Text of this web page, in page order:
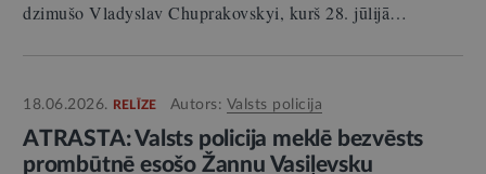
dzimušo Vladyslav Chuprakovskyi, kurš 28. jūlijā…
18.06.2026. RELĪZE Autors: Valsts policija
ATRASTA: Valsts policija meklē bezvēsts
prombūtnē esošo Žannu Vasiļevsku